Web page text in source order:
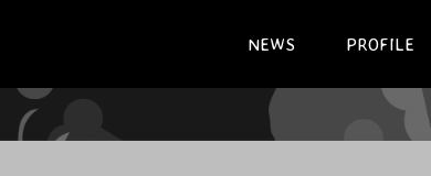
NEWS PROFILE